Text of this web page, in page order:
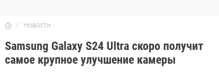
Новости
Samsung Galaxy S24 Ultra скоро получит
самое крупное улучшение камеры